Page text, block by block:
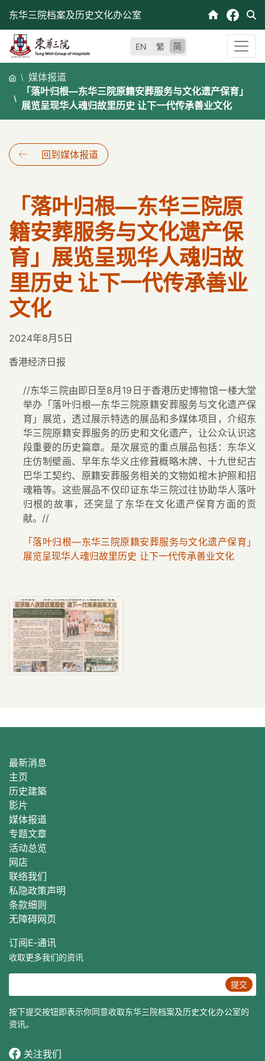
东华三院档案及历史文化办公室
EN 繁 简
媒体报道
「落叶归根—东华三院原籍安葬服务与文化遗产保育」
展览呈现华人魂归故里历史 让下一代传承善业文化
回到媒体报道
「落叶归根—东华三院原
籍安葬服务与文化遗产保
育」展览呈现华人魂归故
里历史 让下一代传承善业
文化
2024年8月5日
香港经济日报
//东华三院由即日至8月19日于香港历史博物馆一楼大堂
举办「落叶归根—东华三院原籍安葬服务与文化遗产保
育」展览，透过展示特选的展品和多媒体项目，介绍东
华三院原籍安葬服务的历史和文化遗产，让公众认识这
段重要的历史篇章。是次展览的重点展品包括：东华义
庄仿制壁画、早年东华义庄修葺概略木牌、十九世纪古
巴华工契约、原籍安葬服务相关的文物如棺木护照和招
魂箱等。这些展品不仅印证东华三院过往协助华人落叶
归根的故事，还突显了东华在文化遗产保育方面的贡
献。//
「落叶归根—东华三院原籍安葬服务与文化遗产保育」
展览呈现华人魂归故里历史 让下一代传承善业文化
最新消息
主页
历史建築
影片
媒体报道
专题文章
活动总览
网店
联络我们
私隐政策声明
条款细则
无障碍网页
订阅E‐通讯
收取更多我们的资讯
提交
按下提交按钮即表示你同意收取东华三院档案及历史文化办公室的
资讯。
关注我们